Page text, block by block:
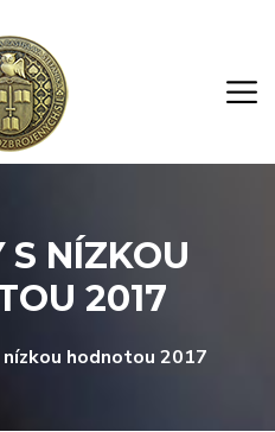
NÍZKOU
2017
nízkou hodnotou 2017